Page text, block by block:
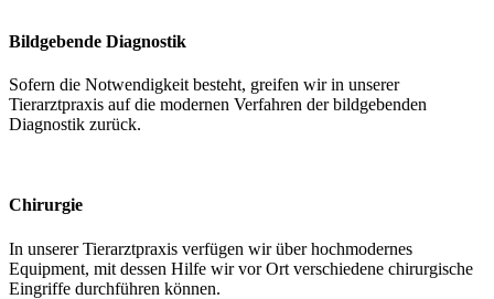
Bildgebende Diagnostik
Sofern die Notwendigkeit besteht, greifen wir in unserer
Tierarztpraxis auf die modernen Verfahren der bildgebenden
Diagnostik zurück.
Chirurgie
In unserer Tierarztpraxis verfügen wir über hochmodernes
Equipment, mit dessen Hilfe wir vor Ort verschiedene chirurgische
Eingriffe durchführen können.